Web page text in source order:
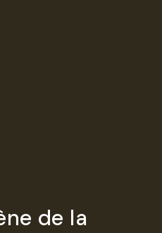
de la